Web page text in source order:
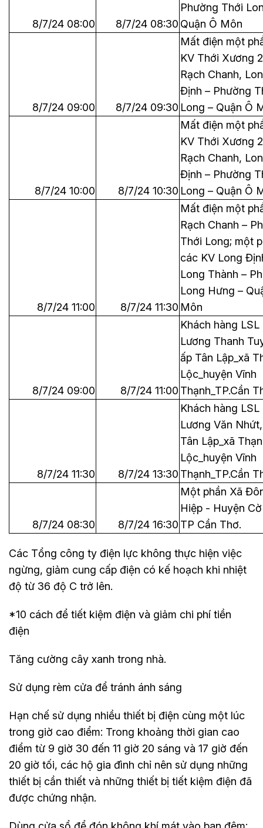
8/7/24 08:00 8/7/24 08:30
Phường Thới
Quận Ô Môn
8/7/24 09:00 8/7/24 09:30
Mất điện một
KV Thới Xương
Rạch Chanh,
Định – Phường
Long – Quận Ô
8/7/24 10:00 8/7/24 10:30
Mất điện một
KV Thới Xương
Rạch Chanh,
Định – Phường
Long – Quận Ô
8/7/24 11:00 8/7/24 11:30
Mất điện một
Rạch Chanh –
Thới Long; một
các KV Long
Long Thành –
Long Hưng –
Môn
8/7/24 09:00 8/7/24 11:00
Khách hàng LSL
Lương Thanh
ấp Tân Lập_xã
Lộc_huyện Vĩnh
Thạnh_TP.Cần
8/7/24 11:30 8/7/24 13:30
Khách hàng LSL
Lương Văn
Tân Lập_xã
Lộc_huyện Vĩnh
Thạnh_TP.Cần
8/7/24 08:30 8/7/24 16:30
Một phần Xã
Hiệp - Huyện
TP Cần Thơ.
Các Tổng công ty điện lực không thực hiện việc
ngừng, giảm cung cấp điện có kế hoạch khi nhiệt
độ từ 36 độ C trở lên.
*10 cách để tiết kiệm điện và giảm chi phí tiền
điện
Tăng cường cây xanh trong nhà.
Sử dụng rèm cửa để tránh ánh sáng
Hạn chế sử dụng nhiều thiết bị điện cùng một lúc
trong giờ cao điểm: Trong khoảng thời gian cao
điểm từ 9 giờ 30 đến 11 giờ 20 sáng và 17 giờ đến
20 giờ tối, các hộ gia đình chỉ nên sử dụng những
thiết bị cần thiết và những thiết bị tiết kiệm điện đã
được chứng nhận.